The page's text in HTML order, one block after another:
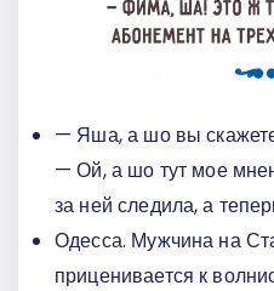
— Яша, а шо вы
— Ой, а шо тут мое
за ней следила, а
Одесса. Мужчина на
приценивается к